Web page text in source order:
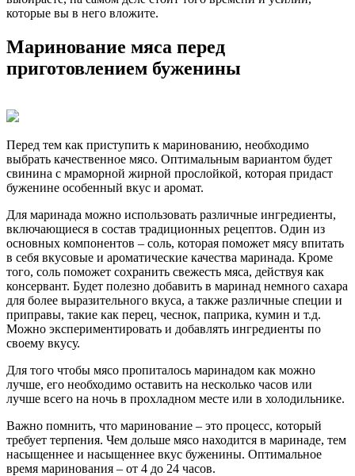
которые вы в него вложите.
Маринование мяса перед
приготовлением буженины
Перед тем как приступить к маринованию, необходимо
выбрать качественное мясо. Оптимальным вариантом будет
свинина с мраморной жирной прослойкой, которая придаст
буженине особенный вкус и аромат.
Для маринада можно использовать различные ингредиенты,
включающиеся в состав традиционных рецептов. Один из
основных компонентов – соль, которая поможет мясу впитать
в себя вкусовые и ароматические качества маринада. Кроме
того, соль поможет сохранить свежесть мяса, действуя как
консервант. Будет полезно добавить в маринад немного сахара
для более выразительного вкуса, а также различные специи и
приправы, такие как перец, чеснок, паприка, кумин и т.д.
Можно экспериментировать и добавлять ингредиенты по
своему вкусу.
Для того чтобы мясо пропиталось маринадом как можно
лучше, его необходимо оставить на несколько часов или
лучше всего на ночь в прохладном месте или в холодильнике.
Важно помнить, что маринование – это процесс, который
требует терпения. Чем дольше мясо находится в маринаде, тем
насыщеннее и насыщеннее вкус буженины. Оптимальное
время маринования – от 4 до 24 часов.